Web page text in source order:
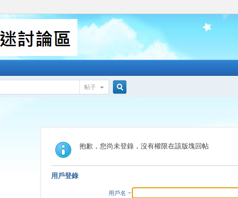
帖子
索
抱歉，您尚未登錄，沒有權限在該版塊回帖
用戶登錄
用戶名